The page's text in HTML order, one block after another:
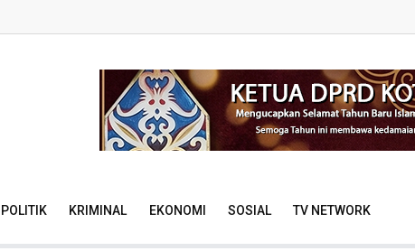
POLITIK KRIMINAL EKONOMI SOSIAL TV NETWORK